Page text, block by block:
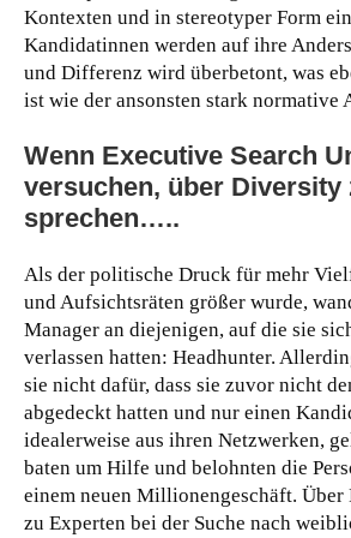
Kontexten und in stereotyper Form
Kandidatinnen werden auf ihre
und Differenz wird überbetont, was
ist wie der ansonsten stark normative
Wenn Executive Search
versuchen, über Diversity
sprechen…..
Als der politische Druck für mehr
und Aufsichtsräten größer wurde,
Manager an diejenigen, auf die sie
verlassen hatten: Headhunter.
sie nicht dafür, dass sie zuvor nicht
abgedeckt hatten und nur einen
idealerweise aus ihren Netzwerken,
baten um Hilfe und belohnten die
einem neuen Millionengeschäft. Über
zu Experten bei der Suche nach